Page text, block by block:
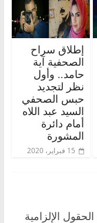
إطلاق سراح
الصحفية آية
حامد.. وأول
نظر لتجديد
حبس الصحفي
السيد عبد اللاه
أمام دائرة
المشورة
15 فبراير، 2020
الحقول الإلزامية